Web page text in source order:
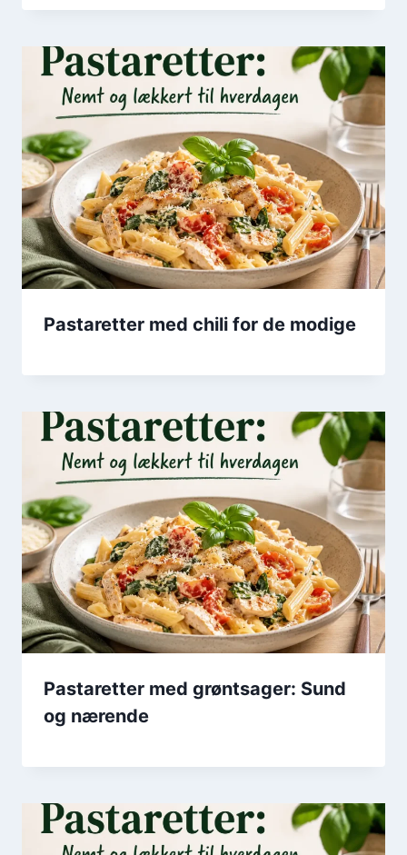
Pastaretter med chili for de modige
Pastaretter med grøntsager: Sund
og nærende